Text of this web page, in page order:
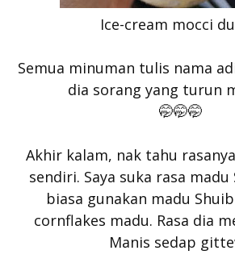
Ice-cream mocci
Semua minuman tulis nama
dia sorang yang turun
🤭🤭🤭
Akhir kalam, nak tahu
sendiri. Saya suka rasa madu
biasa gunakan madu
cornflakes madu. Rasa dia
Manis sedap